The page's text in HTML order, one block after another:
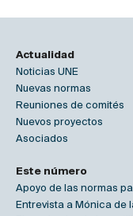
Actualidad
Noticias UNE
Nuevas normas
Reuniones de comités
Nuevos proyectos
Asociados
Este número
Apoyo de las normas
Entrevista a Mónica de